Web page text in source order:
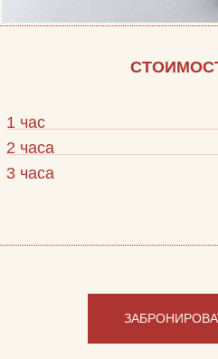
2 часа
3 часа
1 час